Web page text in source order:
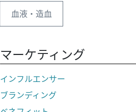
血液・造血
マーケティング
インフルエンサー
ブランディング